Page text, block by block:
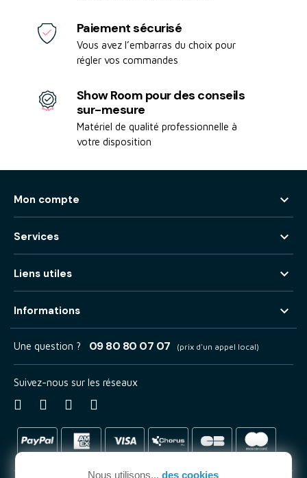
Paiement sécurisé
Vous avez l’embarras du choix pour
régler vos commandes
Show Room pour des conseils
sur-mesure
Matériel de qualité professionnelle à
votre disposition
Mon compte 
Services 
Liens utiles 
Informations 
Nous utilisons... des cookies
Une question ? 09 80 80 07 07 (prix d'un appel local)
Suivez-nous sur les réseaux